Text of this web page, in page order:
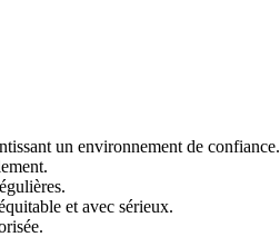
un environnement de confiance.
et avec sérieux.